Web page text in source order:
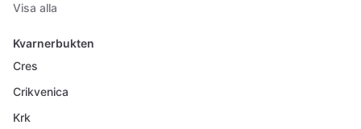
Visa alla
Kvarnerbukten
Cres
Crikvenica
Krk